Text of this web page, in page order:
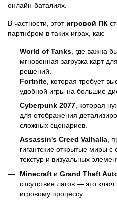
онлайн-баталиях.
В частности, этот игровой ПК
партнёром в таких играх, как:
World of Tanks , где важна
мгновенная загрузка карт
решений.
Fortnite , которая требует
удобной игры на большие
Cyberpunk 2077 , которая
для отображения
сложных сценариев.
Assassin's Creed Valhalla,
гигантские открытые миры
текстур и визуальных
Minecraft и Grand Theft
отсутствие лагов — это
игровому процессу.